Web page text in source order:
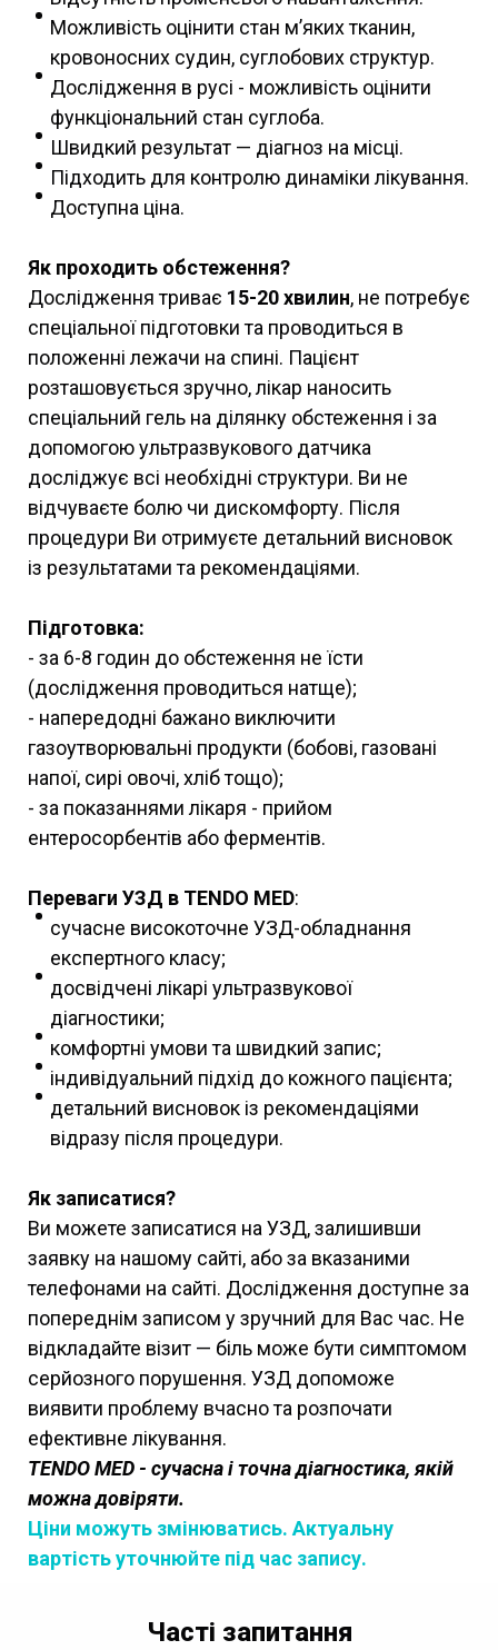
Можливість оцінити стан м’яких тканин,
кровоносних судин, суглобових структур.
Дослідження в русі - можливість оцінити
функціональний стан суглоба.
Швидкий результат — діагноз на місці.
Підходить для контролю динаміки лікування.
Доступна ціна.
Як проходить обстеження?
Дослідження триває 15-20 хвилин, не потребує
спеціальної підготовки та проводиться в
положенні лежачи на спині. Пацієнт
розташовується зручно, лікар наносить
спеціальний гель на ділянку обстеження і за
допомогою ультразвукового датчика
досліджує всі необхідні структури. Ви не
відчуваєте болю чи дискомфорту. Після
процедури Ви отримуєте детальний висновок
із результатами та рекомендаціями.
Підготовка:
- за 6-8 годин до обстеження не їсти
(дослідження проводиться натще);
- напередодні бажано виключити
газоутворювальні продукти (бобові, газовані
напої, сирі овочі, хліб тощо);
- за показаннями лікаря - прийом
ентеросорбентів або ферментів.
Переваги УЗД в TENDO MED:
сучасне високоточне УЗД-обладнання
експертного класу;
досвідчені лікарі ультразвукової
діагностики;
комфортні умови та швидкий запис;
індивідуальний підхід до кожного пацієнта;
детальний висновок із рекомендаціями
відразу після процедури.
Як записатися?
Ви можете записатися на УЗД, залишивши
заявку на нашому сайті, або за вказаними
телефонами на сайті. Дослідження доступне за
попереднім записом у зручний для Вас час. Не
відкладайте візит — біль може бути симптомом
серйозного порушення. УЗД допоможе
виявити проблему вчасно та розпочати
ефективне лікування.
TENDO MED - сучасна і точна діагностика, якій
можна довіряти.
Ціни можуть змінюватись. Актуальну
вартість уточнюйте під час запису.
Часті запитання